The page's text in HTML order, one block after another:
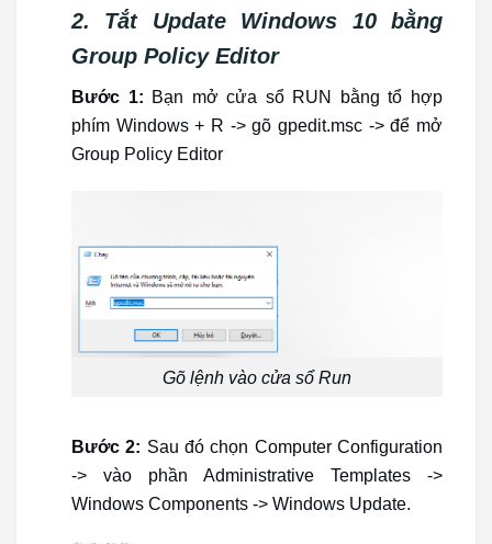
2. Tắt Update Windows 10 bằng
Group Policy Editor
Bước 1: Bạn mở cửa sổ RUN bằng tổ hợp
phím Windows + R -> gõ gpedit.msc -> để mở
Group Policy Editor
Gõ lệnh vào cửa sổ Run
Bước 2: Sau đó chọn Computer Configuration
-> vào phần Administrative Templates ->
Windows Components -> Windows Update.